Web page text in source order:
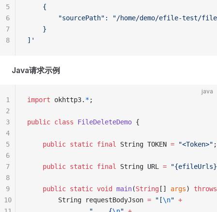
    {
"sourcePath": "/home/demo/efile-test/
    }
]'
5
6
7
8
Java请求示例
java
import okhttp3. *;
public class FileDeleteDemo {
    public
static final String TOKEN = "<Token>" ;
    public
static final String URL =
    public
static void main(String [] args) throws
        String requestBodyJson
= "[\n" +
1
2
3
4
5
6
7
8
9
10